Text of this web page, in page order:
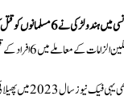
ہندو لڑکی نے 6 مسلمانوں کو قتل کیا”
پیش آیا ہوتا تو یہ یقیناً میڈیا کی نمایاں سرخی بنتا۔
پھیلائی گئی تھی۔ اس وقت